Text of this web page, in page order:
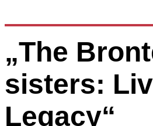
„The
sisters:
Legacy“